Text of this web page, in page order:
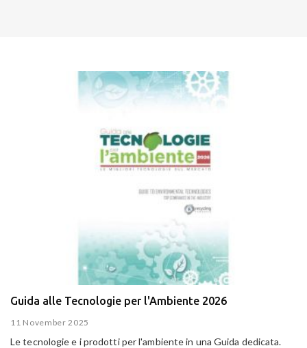
Guida alle Tecnologie per l'Ambiente 2026
11 November 2025
Le tecnologie e i prodotti per l'ambiente in una Guida dedicata.